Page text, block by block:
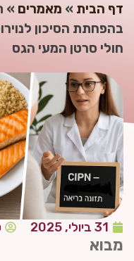
דף הבית » מאמרים »
חולי סרטן המעי הגס
31 ביולי, 2025
מבוא